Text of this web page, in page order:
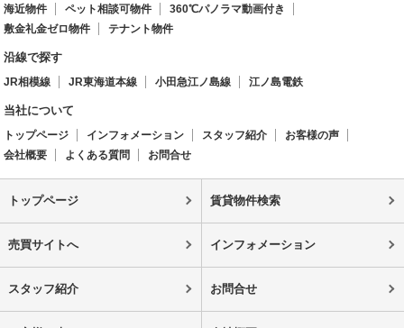
海近物件 ペット相談可物件
360℃パノラマ動画付き
敷金礼金ゼロ物件
テナント物件
沿線で探す
JR相模線 JR東海道本線 小田急江ノ島線 江ノ島電鉄
当社について
トップページ インフォメーション スタッフ紹介
お客様の声
会社概要
よくある質問 お問合せ
トップページ 賃貸物件検索
売買サイトへ インフォメーション
スタッフ紹介 お問合せ